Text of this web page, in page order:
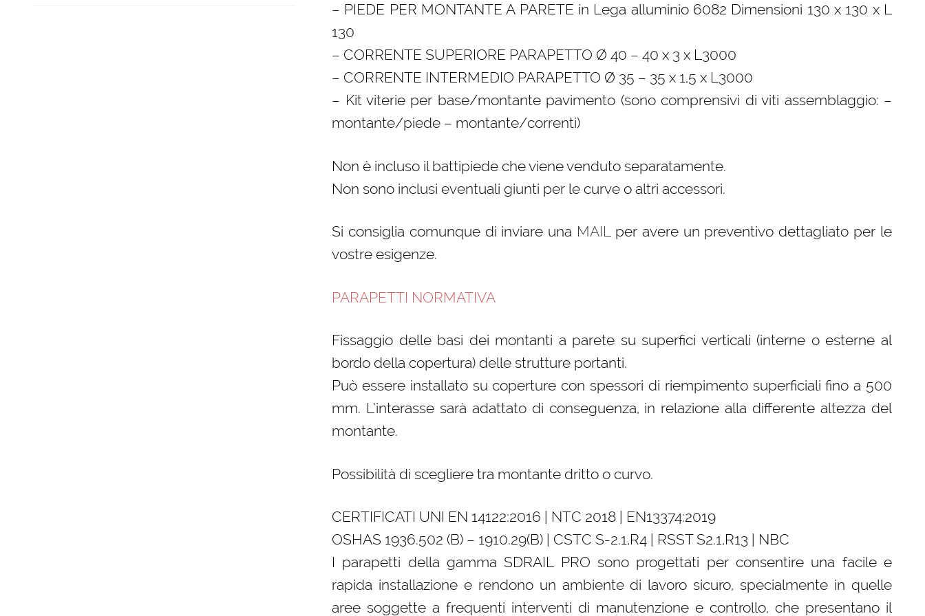
– PIEDE PER MONTANTE A PARETE in Lega alluminio 6082 Dimensioni 130 x 130 x L
130
– CORRENTE SUPERIORE PARAPETTO Ø 40 – 40 x 3 x L3000
– CORRENTE INTERMEDIO PARAPETTO Ø 35 – 35 x 1,5 x L3000
– Kit viterie per base/montante pavimento (sono comprensivi di viti assemblaggio: –
montante/piede – montante/correnti)
Non è incluso il battipiede che viene venduto separatamente.
Non sono inclusi eventuali giunti per le curve o altri accessori.
Si consiglia comunque di inviare una MAILper avere un preventivo dettagliato per le
vostre esigenze.
PARAPETTI NORMATIVA
Fissaggio delle basi dei montanti a parete su superfici verticali (interne o esterne al
bordo della copertura) delle strutture portanti.
Può essere installato su coperture con spessori di riempimento superficiali fino a 500
mm. L’interasse sarà adattato di conseguenza, in relazione alla differente altezza del
montante.
Possibilità di scegliere tra montante dritto o curvo.
CERTIFICATI UNI EN 14122:2016 | NTC 2018 | EN13374:2019
OSHAS 1936.502 (B) – 1910.29(B) | CSTC S-2.1,R4 | RSST S2.1,R13 | NBC
I parapetti della gamma SDRAIL PRO sono progettati per consentire una facile e
rapida installazione e rendono un ambiente di lavoro sicuro, specialmente in quelle
aree soggette a frequenti interventi di manutenzione e controllo, che presentano il